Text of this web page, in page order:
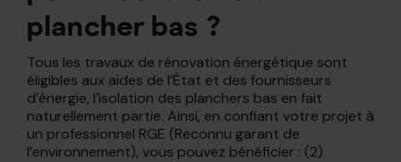
plancher bas ?
Tous les travaux de rénovation énergétique sont
éligibles aux aides de l’État et des fournisseurs
d’énergie, l’isolation des planchers bas en fait
naturellement partie. Ainsi, en confiant votre projet à
un professionnel RGE (Reconnu garant de
l’environnement), vous pouvez bénéficier : (2)